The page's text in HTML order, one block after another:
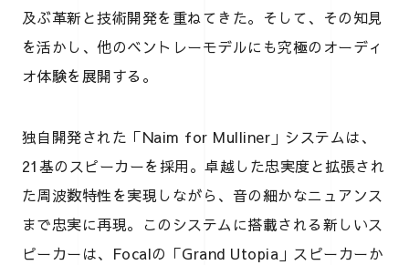
及ぶ革新と技術開発を重ねてきた。そして、その知見
を活かし、他のベントレーモデルにも究極のオーディ
オ体験を展開する。
独自開発された「Naim for Mulliner」システムは、
21基のスピーカーを採用。卓越した忠実度と拡張され
た周波数特性を実現しながら、音の細かなニュアンス
まで忠実に再現。このシステムに搭載される新しいス
ピーカーは、Focalの「Grand Utopia」スピーカーか